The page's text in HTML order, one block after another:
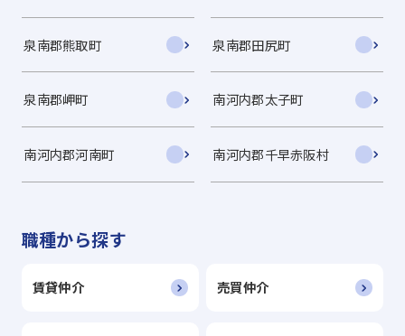
泉南郡熊取町 泉南郡田尻町
泉南郡岬町 南河内郡太子町
南河内郡河南町 南河内郡千早赤阪村
職種から探す
賃貸仲介 売買仲介